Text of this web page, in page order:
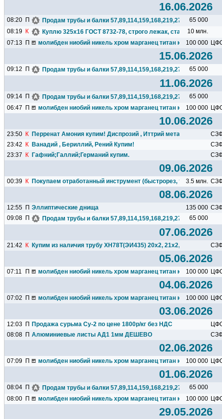
16.06.2026
08:20 П Продам трубы и балки
65 000
08:19 К Куплю 325х16 ГОСТ 8732-78, строго лежак, сталь любая, 2
10 млн.
07:13
П молибден ниобий никель хром марганец титан кремний чугун
100 000
15.06.2026
09:12 П Продам трубы и балки 65 000
11.06.2026
09:14 П Продам трубы и балки
65 000
06:47
П молибден ниобий никель хром марганец титан кремний чугун
100 000
10.06.2026
23:50 К Перренат Амония купим! Диспрозий , Иттрий металлический
23:42
К Ванадий , Бериллий, Рений Купим!
23:37
К Гафний;Галлий;Германий купим.
09.06.2026
00:39 К Покупаем отработанный инструмент (быстрорез, твердый
3.5 млн.
08.06.2026
12:55 П Эллиптические днища 135 000
09:08 П Продам трубы и балки 65 000
07.06.2026
21:42 К Купим из наличия трубу ХН78Т(ЭИ435) 20х2, 21х2, 22х2 Дорого
05.06.2026
07:11 П молибден ниобий никель хром марганец титан кремний чугун
100 000
04.06.2026
07:02 П молибден ниобий никель хром марганец титан кремний чугун
100 000
03.06.2026
12:03 П Продажа сурьма Су-2 по цене 1800р/кг без НДС
08:08 П Алюминиевые листы АД1 1мм ДЕШЕВО
02.06.2026
07:09 П молибден ниобий никель хром марганец титан кремний чугун
100 000
01.06.2026
08:04 П Продам трубы и балки
65 000
08:00 П молибден ниобий никель хром марганец титан кремний чугун
100 000
29.05.2026